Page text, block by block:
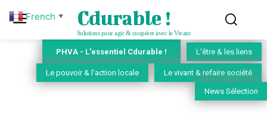
Cdurable !
Solutions pour agir & coopérer avec le Vivant
PHVA - L'essentiel Cdurable ! L'être & les liens
Le pouvoir & l'action locale Le vivant & refaire société
News Sélection
French ▼